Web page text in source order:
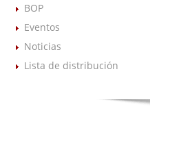
BOP
Eventos
Noticias
Lista de distribución